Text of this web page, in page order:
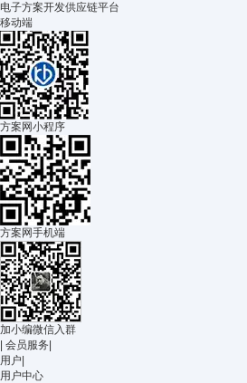
电子方案开发供应链平台
移动端
方案网小程序
方案网手机端
加小编微信入群
会员服务
用户
用户中心